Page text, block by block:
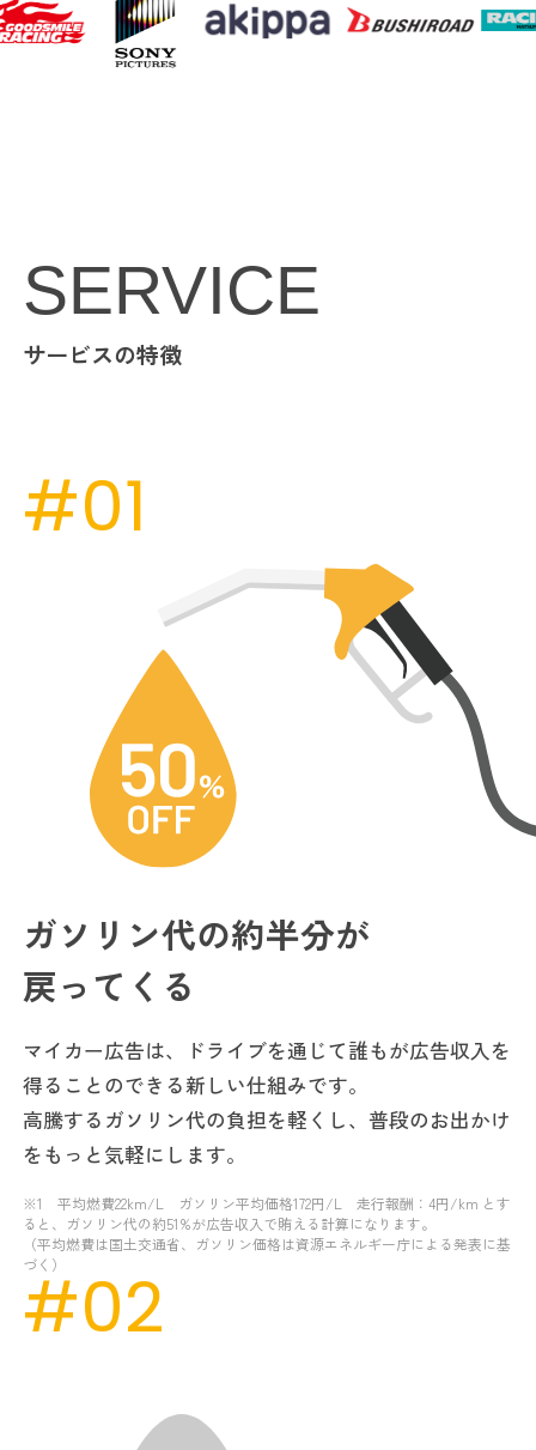
SERVICE
サービスの特徴
#01
ガソリン代の約半分が
戻ってくる
マイカー広告は、ドライブを通じて誰もが広告収入を
得ることのできる新しい仕組みです。
高騰するガソリン代の負担を軽くし、普段のお出かけ
をもっと気軽にします。
※1 平均燃費22km/L ガソリン平均価格172円/L 走行報酬：4円/km とす
ると、ガソリン代の約51%が広告収入で賄える計算になります。
（平均燃費は国土交通省、ガソリン価格は資源エネルギー庁による発表に基
づく）
#02